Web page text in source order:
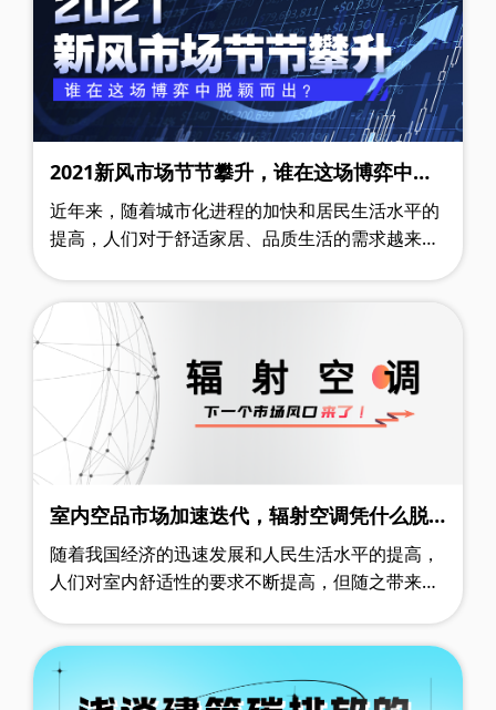
2021新风市场节节攀升，谁在这场博弈中脱
颖而出
近年来，随着城市化进程的加快和居民生活水平的
提高，人们对于舒适家居、品质生活的需求越来越
室内空品市场加速迭代，辐射空调凭什么脱
颖而出？
随着我国经济的迅速发展和人民生活水平的提高，
人们对室内舒适性的要求不断提高，但随之带来的